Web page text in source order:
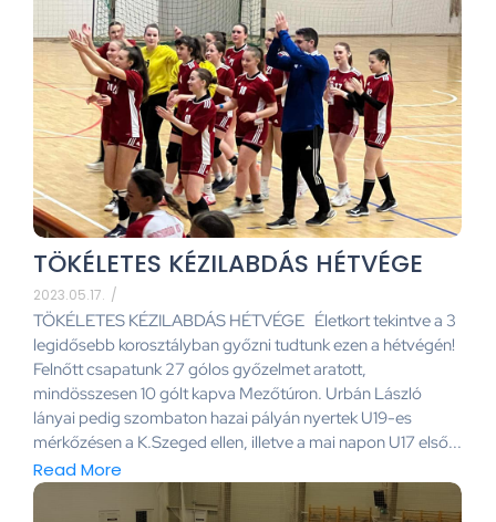
TÖKÉLETES KÉZILABDÁS HÉTVÉGE
2023.05.17. /
TÖKÉLETES KÉZILABDÁS HÉTVÉGE Életkort tekintve a 3
legidősebb korosztályban győzni tudtunk ezen a hétvégén!
Felnőtt csapatunk 27 gólos győzelmet aratott,
mindösszesen 10 gólt kapva Mezőtúron. Urbán László
lányai pedig szombaton hazai pályán nyertek U19-es
mérkőzésen a K.Szeged ellen, illetve a mai napon U17 első...
Read More